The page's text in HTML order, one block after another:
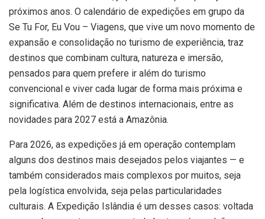
próximos anos. O calendário de expedições em grupo da
Se Tu For, Eu Vou – Viagens, que vive um novo momento de
expansão e consolidação no turismo de experiência, traz
destinos que combinam cultura, natureza e imersão,
pensados para quem prefere ir além do turismo
convencional e viver cada lugar de forma mais próxima e
significativa. Além de destinos internacionais, entre as
novidades para 2027 está a Amazônia.
Para 2026, as expedições já em operação contemplam
alguns dos destinos mais desejados pelos viajantes — e
também considerados mais complexos por muitos, seja
pela logística envolvida, seja pelas particularidades
culturais. A Expedição Islândia é um desses casos: voltada